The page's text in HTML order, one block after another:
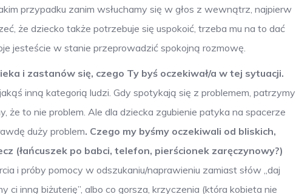
przypadku zanim wsłuchamy się w głos z wewnątrz, najpierw
że dziecko także potrzebuje się uspokoić, trzeba mu na to dać
jesteście w stanie przeprowadzić spokojną rozmowę.
i zastanów się, czego Ty byś oczekiwał/a w tej sytuacji.
inną kategorią ludzi. Gdy spotykają się z problemem, patrzymy
że to nie problem. Ale dla dziecka zgubienie patyka na spacerze
duży problem. Czego my byśmy oczekiwali od bliskich,
(łańcuszek po babci, telefon, pierścionek zaręczynowy?)
i próby pomocy w odszukaniu/naprawieniu zamiast słów „daj
ci inną biżuterię”, albo co gorsza, krzyczenia (która kobieta nie